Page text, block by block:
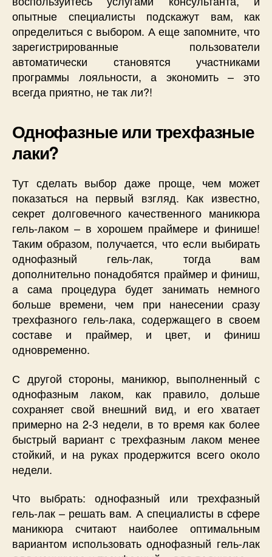
опытные специалисты подскажут вам, как
определиться с выбором. А еще запомните, что
зарегистрированные пользователи
автоматически становятся участниками
программы лояльности, а экономить – это
всегда приятно, не так ли?!
Однофазные или трехфазные
лаки?
Тут сделать выбор даже проще, чем может
показаться на первый взгляд. Как известно,
секрет долговечного качественного маникюра
гель-лаком – в хорошем праймере и финише!
Таким образом, получается, что если выбирать
однофазный гель-лак, тогда вам
дополнительно понадобятся праймер и финиш,
а сама процедура будет занимать немного
больше времени, чем при нанесении сразу
трехфазного гель-лака, содержащего в своем
составе и праймер, и цвет, и финиш
одновременно.
С другой стороны, маникюр, выполненный с
однофазным лаком, как правило, дольше
сохраняет свой внешний вид, и его хватает
примерно на 2-3 недели, в то время как более
быстрый вариант с трехфазным лаком менее
стойкий, и на руках продержится всего около
недели.
Что выбрать: однофазный или трехфазный
гель-лак – решать вам. А специалисты в сфере
маникюра считают наиболее оптимальным
вариантом использовать однофазный гель-лак